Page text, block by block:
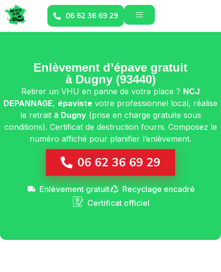
06 62 36 69 29
Enlèvement d’épave gratuit
à Dugny (93440)
Retirer un VHU en panne de votre place ? NCJ
DEPANNAGE, épaviste votre professionnel local, réalise
le retrait à Dugny(prise en charge gratuite sous
conditions). Certificat de destruction fourni. Composez le
numéro affiché pour planifier l’enlèvement.
06 62 36 69 29
Enlèvement gratuit
Recyclage encadré
Certificat officiel